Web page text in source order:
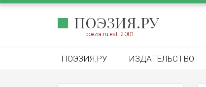
ПОЭЗИЯ.РУ
poezia.ru est. 2001
ПОЭЗИЯ.РУ ИЗДАТЕЛЬСТВО